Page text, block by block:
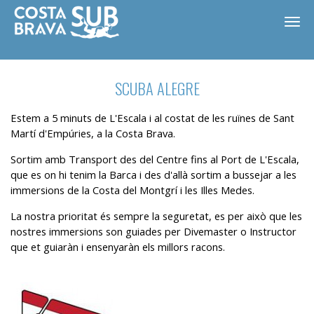
SCUBA ALEGRE
Estem a 5 minuts de L'Escala i al costat de les ruïnes de Sant
Martí d'Empúries, a la Costa Brava.
Sortim amb Transport des del Centre fins al Port de L'Escala,
que es on hi tenim la Barca i des d'allà sortim a bussejar a les
immersions de la Costa del Montgrí i les Illes Medes.
La nostra prioritat és sempre la seguretat, es per això que les
nostres immersions son guiades per Divemaster o Instructor
que et guiaràn i ensenyaràn els millors racons.